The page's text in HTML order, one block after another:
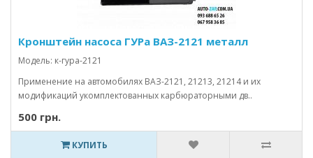
Кронштейн насоса ГУРа ВАЗ-2121 металл
Модель: к-гура-2121
Применение на автомобилях ВАЗ-2121, 21213, 21214 и их
модификаций укомплектованных карбюраторными дв..
500 грн.
КУПИТЬ